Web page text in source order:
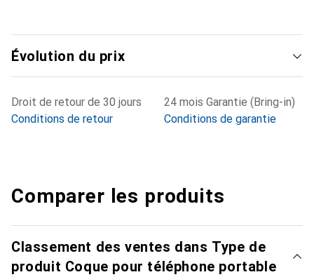
Évolution du prix
Droit de retour de 30 jours
Conditions de retour
24 mois Garantie (Bring-in)
Conditions de garantie
Comparer les produits
Classement des ventes dans Type de
produit Coque pour téléphone portable